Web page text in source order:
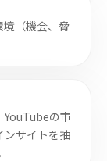
（機会、脅
YouTubeの市
ンサイトを抽